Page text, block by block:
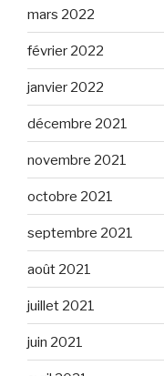
mars 2022
février 2022
janvier 2022
décembre 2021
novembre 2021
octobre 2021
septembre 2021
août 2021
juillet 2021
juin 2021